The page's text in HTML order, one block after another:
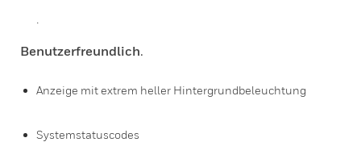
.
Benutzerfreundlich.
Anzeige mit extrem heller Hintergrundbeleuchtung
Systemstatuscodes